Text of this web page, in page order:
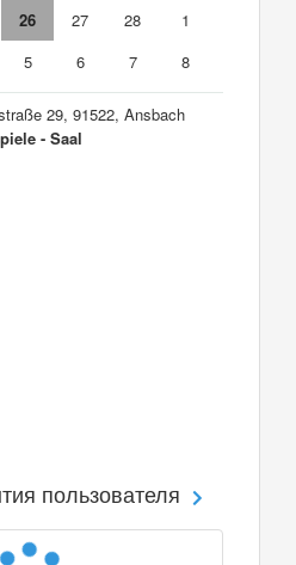
26 27 28
1
5 6 7 8
29, 91522, Ansbach
- Saal
пользователя